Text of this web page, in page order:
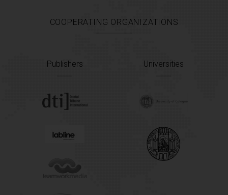
COOPERATING ORGANIZATIONS
Publishers Universities